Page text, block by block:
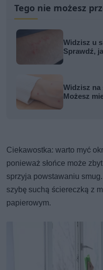
Tego nie możesz
Widzisz u
Sprawdź,
Widzisz na
Możesz
Ciekawostka: warto myć
ponieważ słońce może
sprzyja powstawaniu
szybę suchą ściereczką z
papierowym.